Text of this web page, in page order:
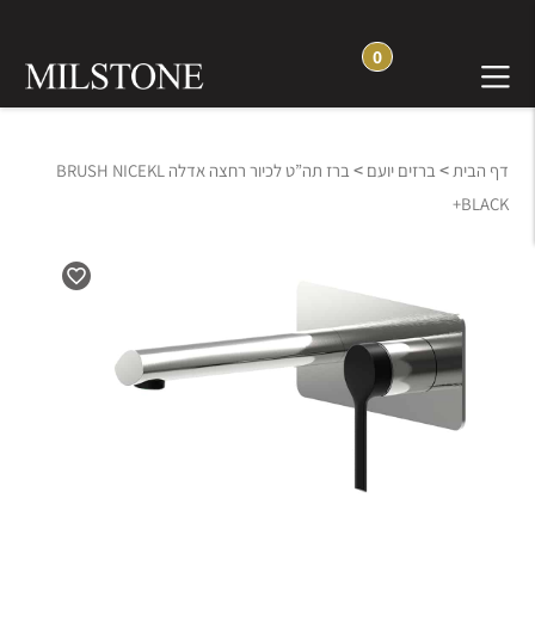
0
דף הבית> ברזים יועם >
ברז תה”ט לכיור רחצה אדלה BRUSH NICEKL
+BLACK